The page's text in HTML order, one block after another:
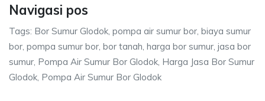
Navigasi pos
Tags: Bor Sumur Glodok, pompa air sumur bor, biaya sumur
bor, pompa sumur bor, bor tanah, harga bor sumur, jasa bor
sumur, Pompa Air Sumur Bor Glodok, Harga Jasa Bor Sumur
Glodok, Pompa Air Sumur Bor Glodok